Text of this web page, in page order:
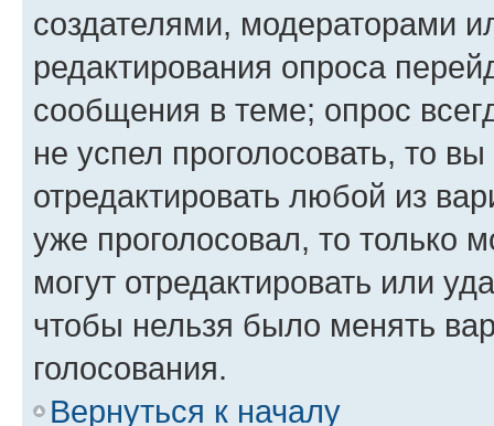
создателями, модераторами
редактирования опроса
сообщения в теме; опрос
не успел проголосовать, то
отредактировать любой из
уже проголосовал, то только
могут отредактировать или
чтобы нельзя было менять
голосования.
Вернуться к началу